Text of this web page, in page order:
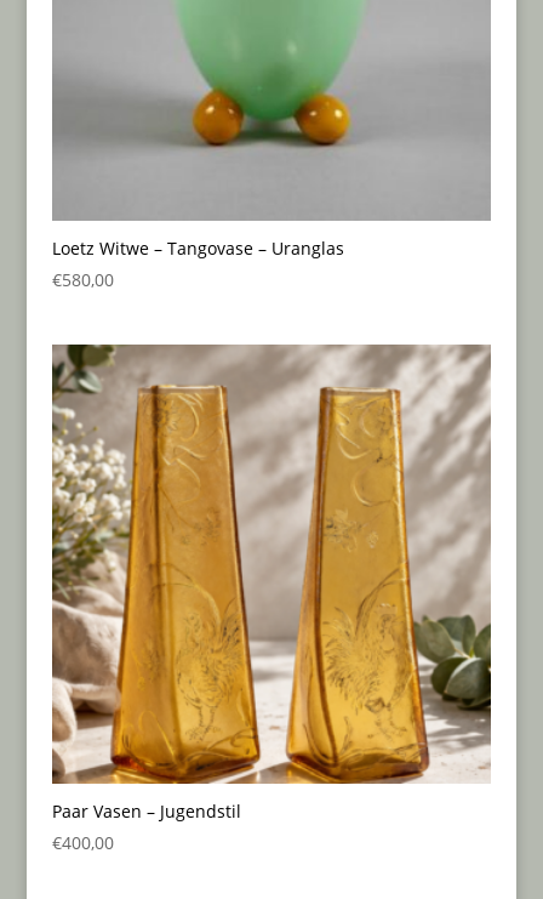
Loetz Witwe – Tangovase – Uranglas
€580,00
Paar Vasen – Jugendstil
€400,00